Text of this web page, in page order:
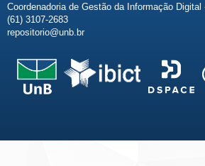
Coordenadoria de Gestão da Informação Digital
(61) 3107-2683
repositorio@unb.br